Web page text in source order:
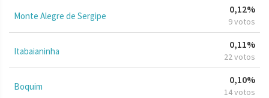
Monte Alegre de Sergipe
0,12%
9 votos
Itabaianinha
0,11%
22 votos
Boquim
0,10%
14 votos